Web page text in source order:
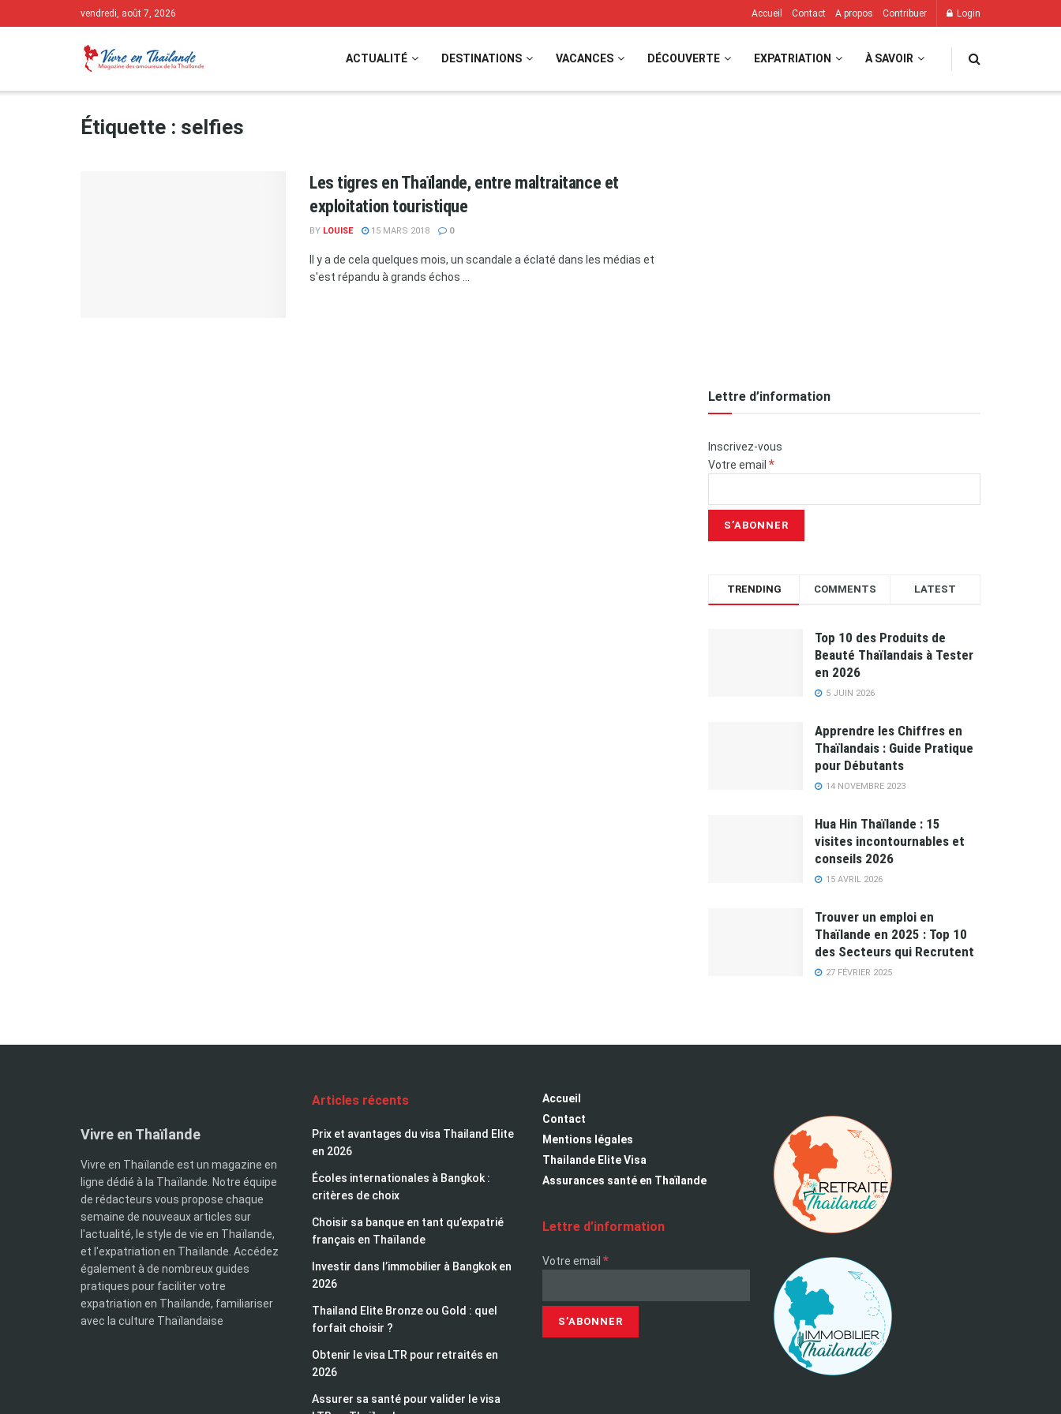
vendredi, août 7, 2026 Accueil Contact A propos Contribuer Login
ACTUALITÉ DESTINATIONS VACANCES DÉCOUVERTE EXPATRIATION À SAVOIR
Étiquette : selfies
Les tigres en Thaïlande, entre maltraitance et
exploitation touristique
BY LOUISE 15 MARS 2018 0
Il y a de cela quelques mois, un scandale a éclaté dans les médias et
s'est répandu à grands échos ...
Lettre d’information
Inscrivez-vous
Votre email *
TRENDING COMMENTS LATEST
Top 10 des Produits de
Beauté Thaïlandais à Tester
en 2026
5 JUIN 2026
Apprendre les Chiffres en
Thaïlandais : Guide Pratique
pour Débutants
14 NOVEMBRE 2023
Hua Hin Thaïlande : 15
visites incontournables et
conseils 2026
15 AVRIL 2026
Trouver un emploi en
Thaïlande en 2025 : Top 10
des Secteurs qui Recrutent
27 FÉVRIER 2025
Vivre en Thaïlande
Vivre en Thaïlande est un magazine en
ligne dédié à la Thaïlande. Notre équipe
de rédacteurs vous propose chaque
semaine de nouveaux articles sur
l'actualité, le style de vie en Thaïlande,
et l'expatriation en Thaïlande. Accédez
également à de nombreux guides
pratiques pour faciliter votre
expatriation en Thaïlande, familiariser
avec la culture Thaïlandaise
Articles récents
Prix et avantages du visa Thailand Elite
en 2026
Écoles internationales à Bangkok :
critères de choix
Choisir sa banque en tant qu’expatrié
français en Thaïlande
Investir dans l’immobilier à Bangkok en
2026
Thailand Elite Bronze ou Gold : quel
forfait choisir ?
Obtenir le visa LTR pour retraités en
2026
Assurer sa santé pour valider le visa
Accueil
Contact
Mentions légales
Thailande Elite Visa
Assurances santé en Thaïlande
Lettre d’information
Votre email *